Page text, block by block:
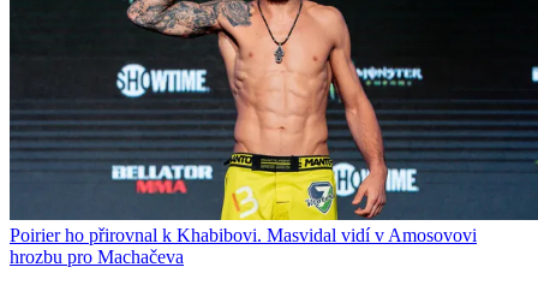
Poirier ho přirovnal k Khabibovi. Masvidal vidí v Amosovovi
hrozbu pro Machačeva